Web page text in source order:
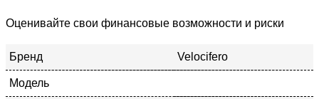
Оценивайте свои финансовые возможности и риски
Бренд Velocifero
Модель